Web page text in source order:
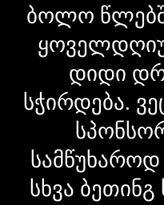
ბოლო
დიდი
სჭირდება.
სამწუხაროდ
სხვა